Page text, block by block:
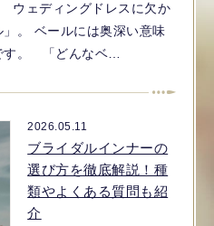
ウェディングドレスに欠か
。 ベールには奥深い意味
す。 「どんなベ…
2026.05.11
ブライダルインナーの
選び方を徹底解説！種
類やよくある質問も紹
介